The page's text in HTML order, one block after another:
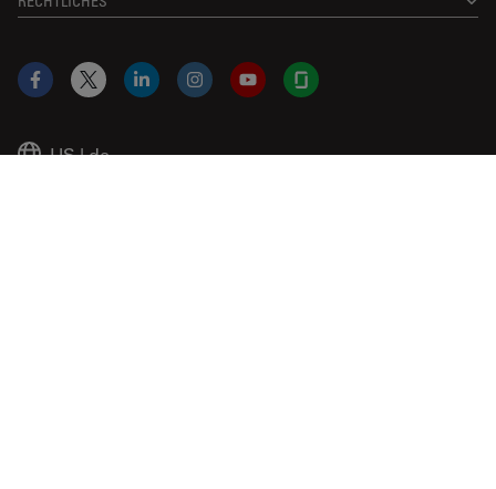
US|de
Facebook
X LinkedInInstagramYouTubeGlassdoor